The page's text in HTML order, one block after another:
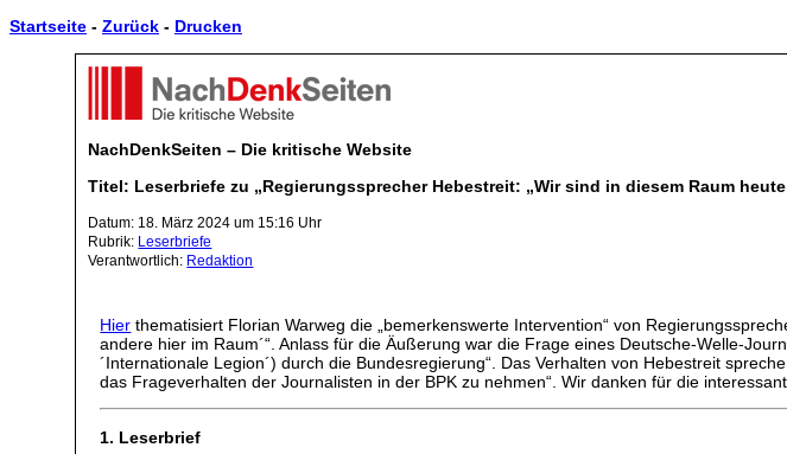
Startseite - Zurück - Drucken
NachDenkSeiten – Die kritische Website
Titel: Leserbriefe zu „Regierungssprecher Hebestreit: „Wir sind in diesem Raum
Datum: 18. März 2024 um 15:16 Uhr
Rubrik: Leserbriefe
Verantwortlich: Redaktion
Hier thematisiert Florian Warweg die „bemerkenswerte Intervention“ von
andere hier im Raum´“. Anlass für die Äußerung war die Frage eines Deutsche-Welle-
´Internationale Legion´) durch die Bundesregierung“. Das Verhalten von Hebestreit
das Frageverhalten der Journalisten in der BPK zu nehmen“. Wir danken für die
1. Leserbrief